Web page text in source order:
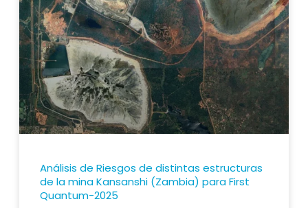
Análisis de Riesgos de distintas estructuras
de la mina Kansanshi (Zambia) para First
Quantum-2025